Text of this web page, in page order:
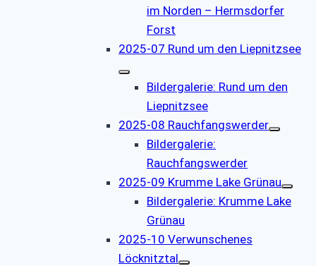
im Norden – Hermsdorfer
Forst
2025-07 Rund um den Liepnitzsee
Bildergalerie: Rund um den
Liepnitzsee
2025-08 Rauchfangswerder
Bildergalerie:
Rauchfangswerder
2025-09 Krumme Lake Grünau
Bildergalerie: Krumme Lake
Grünau
2025-10 Verwunschenes
Löcknitztal